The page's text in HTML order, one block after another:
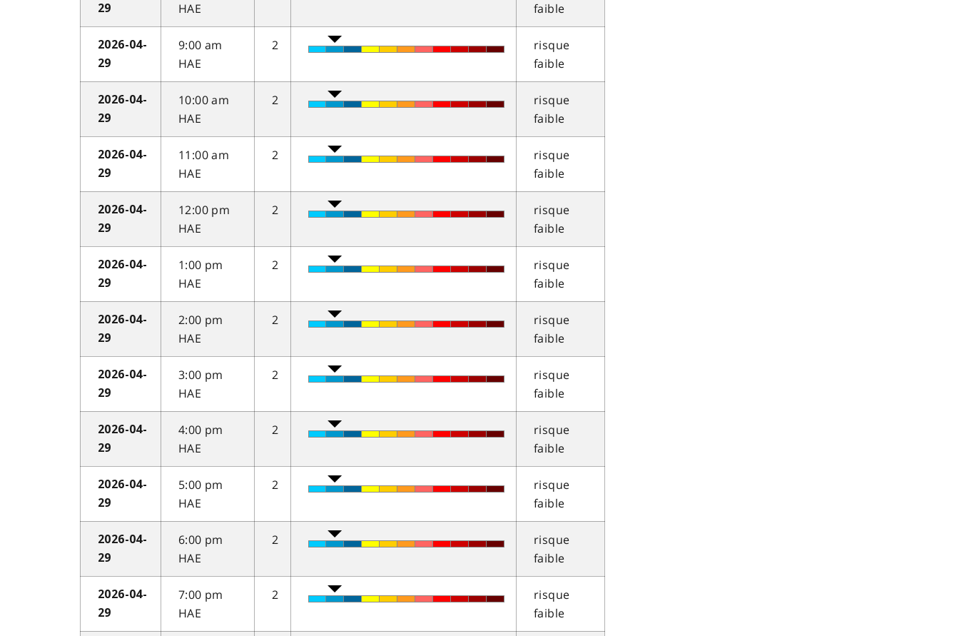
29
HAE
faible
2026-04-
29
9:00 am
HAE
2
risque
faible
2026-04-
29
10:00 am
HAE
2
risque
faible
2026-04-
29
11:00 am
HAE
2
risque
faible
2026-04-
29
12:00 pm
HAE
2
risque
faible
2026-04-
29
1:00 pm
HAE
2
risque
faible
2026-04-
29
2:00 pm
HAE
2
risque
faible
2026-04-
29
3:00 pm
HAE
2
risque
faible
2026-04-
29
4:00 pm
HAE
2
risque
faible
2026-04-
29
5:00 pm
HAE
2
risque
faible
2026-04-
29
6:00 pm
HAE
2
risque
faible
2026-04-
29
7:00 pm
HAE
2
risque
faible